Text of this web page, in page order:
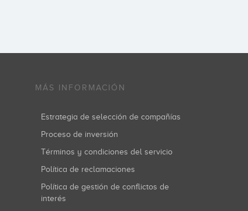
MÁS INFORMACIÓN
Estrategia de selección de compañías
Proceso de inversión
Términos y condiciones del servicio
Política de reclamaciones
Política de gestión de conflictos de
interés